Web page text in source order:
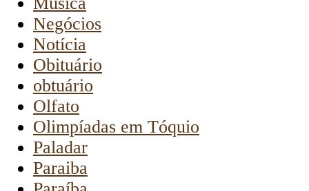
Negócios
Notícia
Obituário
obtuário
Olfato
Olimpíadas em Tóquio
Paladar
Paraiba